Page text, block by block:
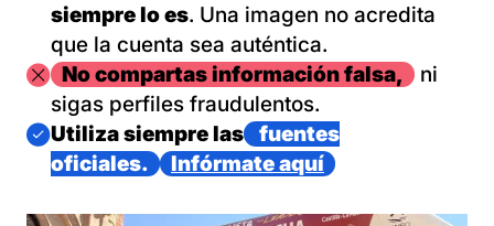
siempre lo es. Una imagen no acredita
que la cuenta sea auténtica.
ImagenNo compartas información falsa,
ni
sigas perfiles fraudulentos.
Imagen
Utiliza siempre las
fuentes
oficiales.
Infórmate aquí